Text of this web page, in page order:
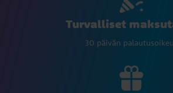
Turvalliset
30 päivän